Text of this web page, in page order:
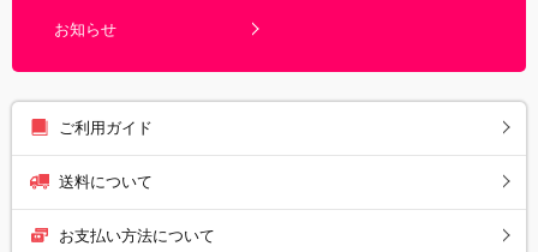
お知らせ
ご利用ガイド
送料について
お支払い方法について